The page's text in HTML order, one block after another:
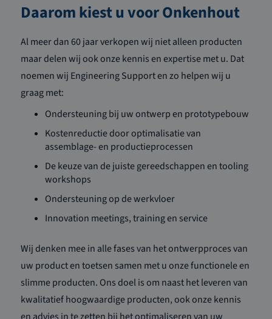
Daarom kiest u voor Onkenhout
Al meer dan 60 jaar verkopen wij niet alleen producten
maar delen wij ook onze kennis en expertise met u. Dat
noemen wij Engineering Support en zo helpen wij u
graag met:
Ondersteuning bij uw ontwerp en prototypebouw
Kostenreductie door optimalisatie van
assemblage- en productieprocessen
De keuze van de juiste gereedschappen en tooling
workshops
Ondersteuning op de werkvloer
Innovation meetings, training en service
Wij denken mee in alle fases van het ontwerpproces van
uw product en toetsen samen met u onze functionele en
slimme producten. Ons doel is om naast het leveren van
kwalitatief hoogwaardige producten, ook onze kennis